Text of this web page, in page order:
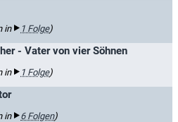
in 1 Folge)
- Vater von vier Söhnen
in 1 Folge)
in 6 Folgen)